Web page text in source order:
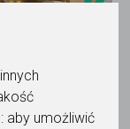
aby umożliwić